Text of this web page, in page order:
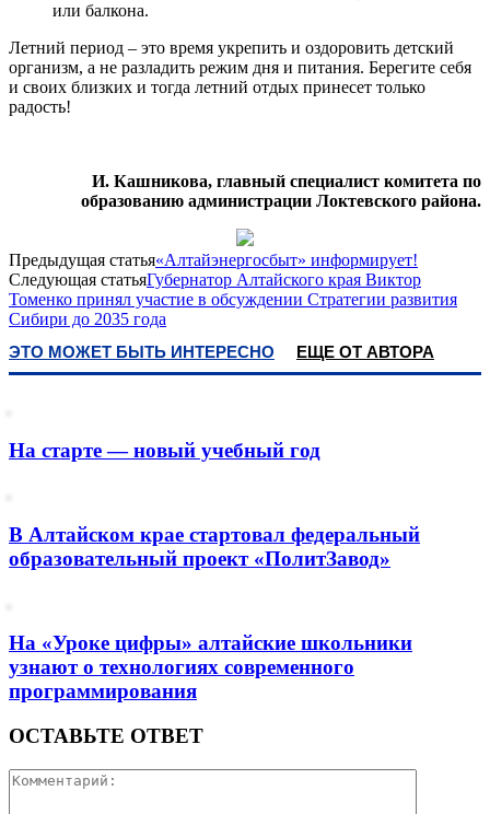
или балкона.
Летний период – это время укрепить и оздоровить детский
организм, а не разладить режим дня и питания. Берегите себя
и своих близких и тогда летний отдых принесет только
радость!
И. Кашникова, главный специалист комитета по
образованию администрации Локтевского района.
Предыдущая статья«Алтайэнергосбыт» информирует!
Следующая статьяГубернатор Алтайского края Виктор
Томенко принял участие в обсуждении Стратегии развития
Сибири до 2035 года
ЭТО МОЖЕТ БЫТЬ ИНТЕРЕСНО ЕЩЕ ОТ АВТОРА
На старте — новый учебный год
В Алтайском крае стартовал федеральный
образовательный проект «ПолитЗавод»
На «Уроке цифры» алтайские школьники
узнают о технологиях современного
программирования
ОСТАВЬТЕ ОТВЕТ